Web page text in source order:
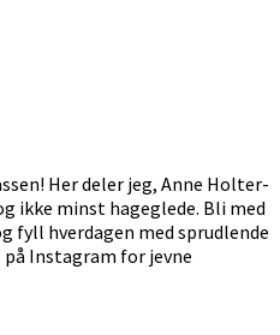
Her deler jeg, Anne Holter-
ikke minst hageglede. Bli med
fyll hverdagen med sprudlende
Instagram for jevne